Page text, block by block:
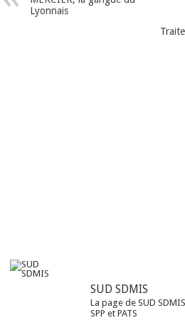
Lyonnais
SUD SDMIS
La page de SUD SDMIS
SPP et PATS